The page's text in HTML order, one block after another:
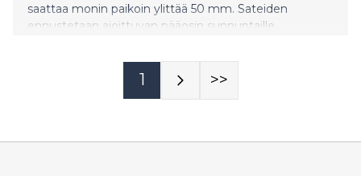
saattaa monin paikoin ylittää 50 mm. Sateiden
ennustetaan ajoittuvan pääosin sunnuntaille.
1 >>